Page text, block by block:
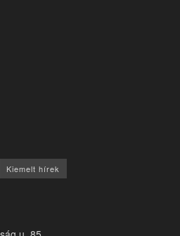
Kiemelt hírek